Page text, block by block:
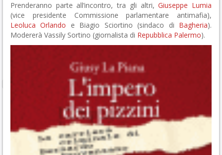
Prenderanno parte all’incontro, tra gli altri,Giuseppe Lumia
(vice presidente Commissione parlamentare antimafia),
Leoluca Orlando e Biagio Sciortino (sindaco di Bagheria).
Modererà Vassily Sortino (giornalista di Repubblica Palermo).